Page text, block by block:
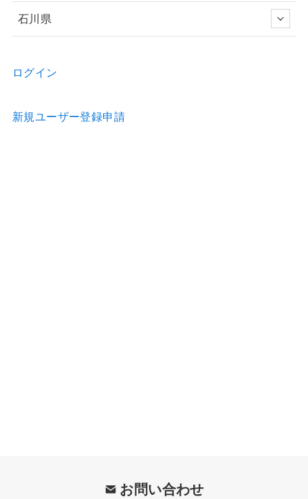
石川県
ログイン
新規ユーザー登録申請
お問い合わせ